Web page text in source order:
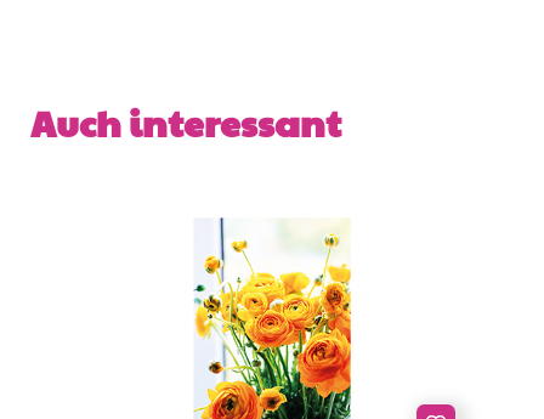
Produktgalerie überspringen
Auch interessant